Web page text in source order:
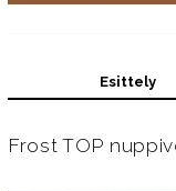
Esittely
Frost TOP